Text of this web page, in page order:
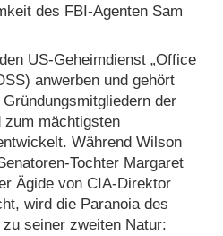
des FBI-Agenten Sam
US-Geheimdienst „Office
anwerben und gehört
der
zum mächtigsten
Während Wilson
Tochter Margaret
Ägide von CIA-Direktor
wird die Paranoia des
seiner zweiten Natur: